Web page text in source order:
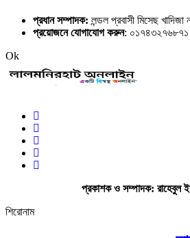
প্রধান সম্পাদক: লন্ডল প্রবাসী মিসেছ খাদিজা
প্রয়োজনে যোগাযোগ করুন: ০১৭৪৩২৭৬৮৭১
Ok
প্রকাশক ও সম্পাদক: রাহেবুল
শিরোনাম